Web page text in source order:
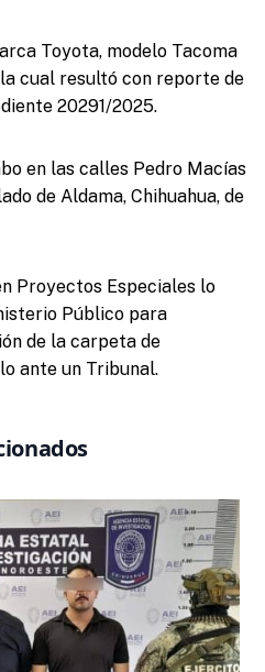
Toyota, modelo Tacoma
cual resultó con reporte de
20291/2025.
en las calles Pedro Macías
de Aldama, Chihuahua, de
Proyectos Especiales lo
Público para
de la carpeta de
ante un Tribunal.